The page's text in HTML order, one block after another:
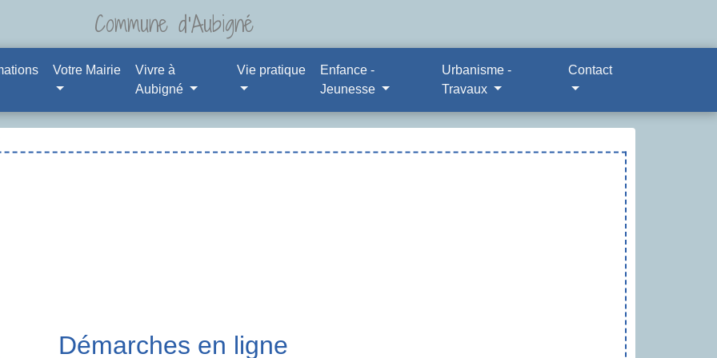
Commune d'Aubigné
Votre Mairie
Vivre à
Aubigné
Vie pratique
Enfance -
Jeunesse
Urbanisme -
Travaux
Contact
Démarches en ligne